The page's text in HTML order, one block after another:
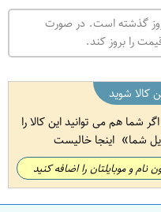
روز گذشته است. در صورت
را بروز کند.
کالا شوید
شما هم می توانید این کالا را
شما اینجا خالیست
نام و موبایلتان را اضافه کنید